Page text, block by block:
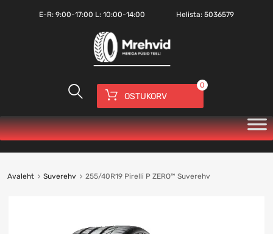
E-R: 9:00-17:00 L: 10:00-14:00 Helista:5036579
OSTUKORV
0
Avaleht Suverehv 255/40R19 Pirelli P ZERO™ Suverehv